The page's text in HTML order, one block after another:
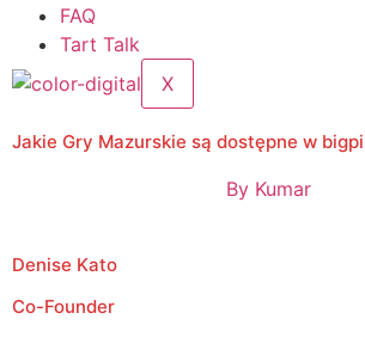
FAQ
Tart Talk
X
Jakie Gry Mazurskie są dostępne w
ByKumar
Denise Kato
Co-Founder